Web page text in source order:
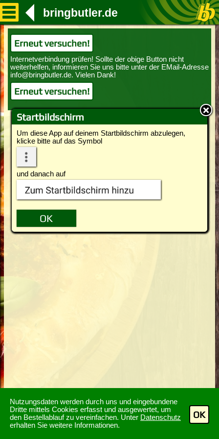
Nutzungsdaten werden durch uns und eingebundene
Dritte mittels Cookies erfasst und ausgewertet, um
den Bestellablauf zu vereinfachen. Unter Datenschutz
erhalten Sie weitere Informationen.
OK
Startbildschirm
Um diese App auf deinem Startbildschirm abzulegen,
klicke bitte auf das Symbol
und danach auf
bringbutler.de
Erneut versuchen!
Erneut versuchen!